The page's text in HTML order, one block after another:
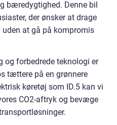
bæredygtighed. Denne bil
der ønsker at drage
at gå på kompromis
og forbedrede teknologi er
tættere på en grønnere
køretøj som ID.5 kan vi
CO2-aftryk og bevæge